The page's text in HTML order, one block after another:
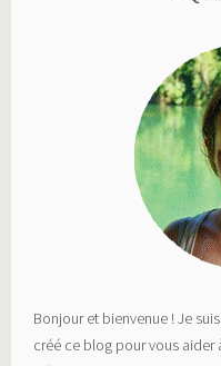
Bonjour et bienvenue ! Je
créé ce blog pour vous aider